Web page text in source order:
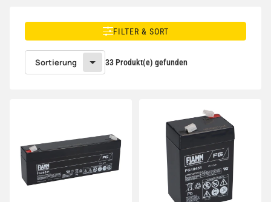
FILTER & SORT
Sortierung 33 Produkt(e) gefunden